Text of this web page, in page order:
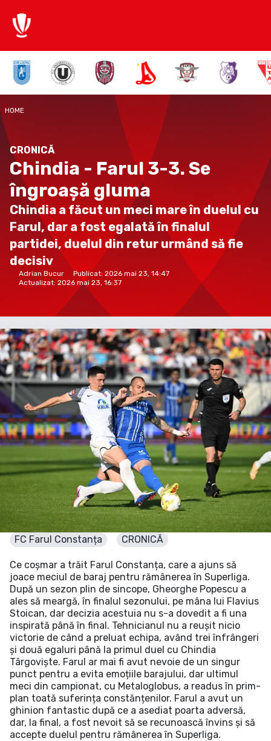
HOME
CRONICĂ
Chindia - Farul 3-3. Se
îngroașă gluma
Chindia a făcut un meci mare în duelul cu
Farul, dar a fost egalată în finalul
partidei, duelul din retur urmând să fie
decisiv
Adrian Bucur Publicat: 2026 mai 23, 14:47
Actualizat: 2026 mai 23, 16:37
FC Farul Constanța CRONICĂ
Ce coșmar a trăit Farul Constanța, care a ajuns să
joace meciul de baraj pentru rămânerea în Superliga.
După un sezon plin de sincope, Gheorghe Popescu a
ales să meargă, în finalul sezonului, pe mâna lui Flavius
Stoican, dar decizia acestuia nu s-a dovedit a fi una
inspirată până în final. Tehnicianul nu a reușit nicio
victorie de când a preluat echipa, având trei înfrângeri
și două egaluri până la primul duel cu Chindia
Târgoviște. Farul ar mai fi avut nevoie de un singur
punct pentru a evita emoțiile barajului, dar ultimul
meci din campionat, cu Metaloglobus, a readus în prim-
plan toată suferința constănțenilor. Farul a avut un
ghinion fantastic după ce a asediat poarta adversă,
dar, la final, a fost nevoit să se recunoască învins și să
accepte duelul pentru rămânerea în Superliga.